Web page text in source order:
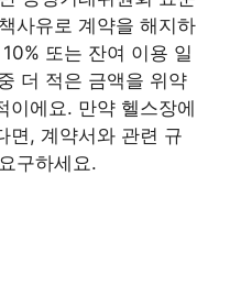
사유로 계약을 해지하
또는 잔여 이용 일
더 적은 금액을 위약
이에요. 만약 헬스장에
면, 계약서와 관련 규
구하세요.